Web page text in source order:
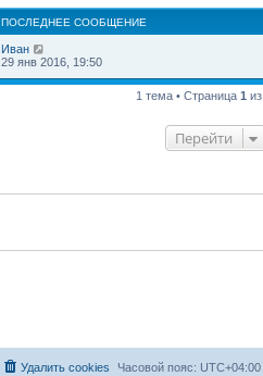
ПОСЛЕДНЕЕ СООБЩЕНИЕ
Иван
29 янв 2016, 19:50
1 тема • Страница 1 из
Перейти
Часовой пояс: UTC+04:00
Удалить cookies